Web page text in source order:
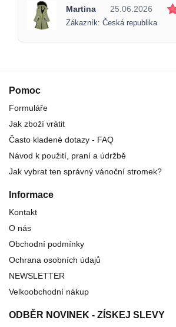
Martina 25.06.2026
Zákazník: Česká republika
Pomoc
Formuláře
Jak zboží vrátit
Často kladené dotazy - FAQ
Návod k použití, praní a údržbě
Jak vybrat ten správný vánoční stromek?
Informace
Kontakt
O nás
Obchodní podmínky
Ochrana osobních údajů
NEWSLETTER
Velkoobchodní nákup
ODBĚR NOVINEK - ZÍSKEJ SLEVY